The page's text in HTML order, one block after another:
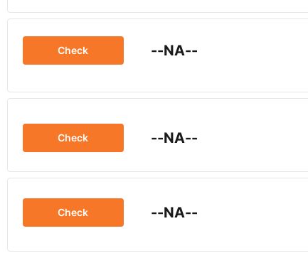
--NA--
Check
--NA--
Check
--NA--
Check